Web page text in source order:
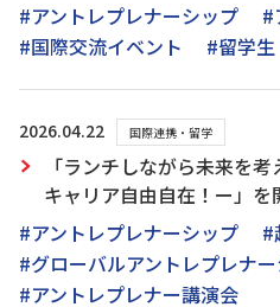
#アントレプレナーシップ
#
#国際交流イベント
#留学生
2026.04.22 国際連携・留学
「ランチしながら未来を
キャリア自由自在！ー」を
#アントレプレナーシップ
#
#グローバルアントレプレナ
#アントレプレナー講演会